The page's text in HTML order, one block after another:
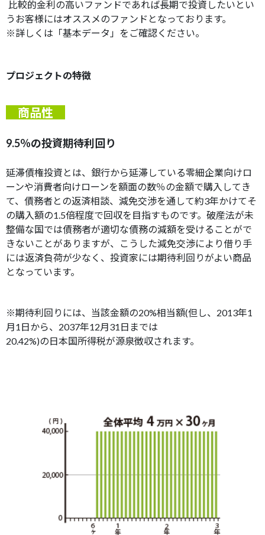
比較的金利の高いファンドであれば長期で投資したいとい
うお客様にはオススメのファンドとなっております。
※詳しくは「基本データ」をご確認ください。
プロジェクトの特徴
商品性
9.5％の投資期待利回り
延滞債権投資とは、銀行から延滞している零細企業向けロ
ーンや消費者向けローンを額面の数％の金額で購入してき
て、債務者との返済相談、減免交渉を通して約3年かけてそ
の購入額の1.5倍程度で回収を目指すものです。破産法が未
整備な国では債務者が適切な債務の減額を受けることがで
きないことがありますが、こうした減免交渉により借り手
には返済負荷が少なく、投資家には期待利回りがよい商品
となっています。
※期待利回りには、当該金額の20%相当額(但し、2013年1
月1日から、2037年12月31日までは
20.42%)の日本国所得税が源泉徴収されます。